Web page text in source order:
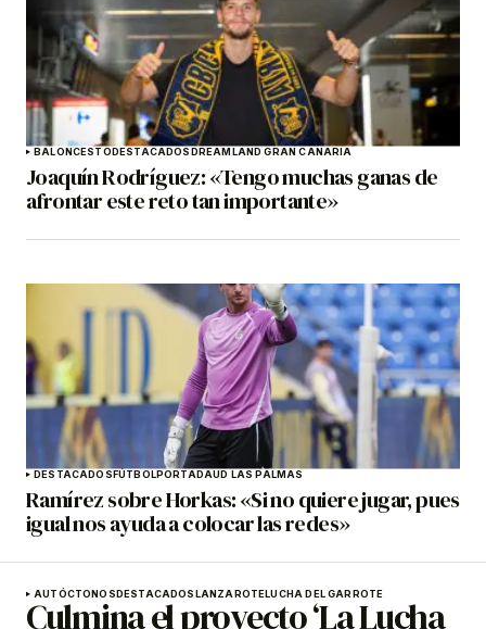
BALONCESTODESTACADOSDREAMLAND GRAN CANARIA
Joaquín Rodríguez: «Tengo muchas ganas de
afrontar este reto tan importante»
DESTACADOSFÚTBOLPORTADAUD LAS PALMAS
Ramírez sobre Horkas: «Si no quiere jugar, pues
igual nos ayuda a colocar las redes»
AUTÓCTONOSDESTACADOSLANZAROTELUCHA DEL GARROTE
Culmina el proyecto ‘La Lucha